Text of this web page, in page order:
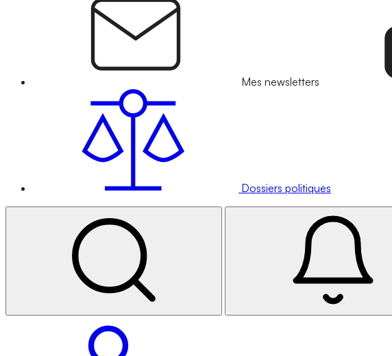
Mes newsletters
Dossiers politiques